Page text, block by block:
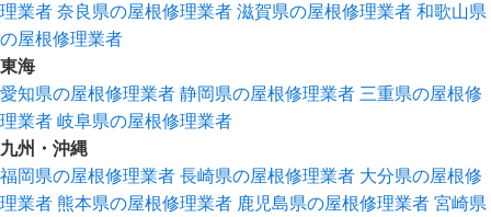
理業者 奈良県の屋根修理業者 滋賀県の屋根修理業者 和歌山県
の屋根修理業者
東海
愛知県の屋根修理業者 静岡県の屋根修理業者 三重県の屋根修
理業者 岐阜県の屋根修理業者
九州・沖縄
福岡県の屋根修理業者 長崎県の屋根修理業者 大分県の屋根修
理業者 熊本県の屋根修理業者 鹿児島県の屋根修理業者 宮崎県